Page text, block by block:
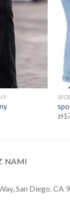
zł
NAMI
San Diego, CA